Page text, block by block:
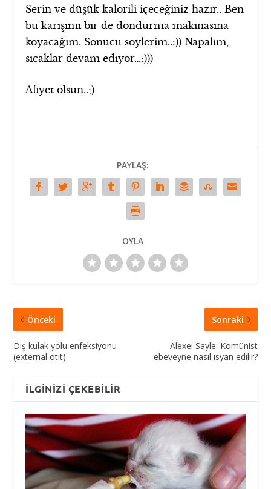
Serin ve düşük kalorili içeceğiniz hazır.. Ben
bu karışımı bir de dondurma makinasına
koyacağım. Sonucu söylerim..:)) Napalım,
sıcaklar devam ediyor…:)))
Afiyet olsun..;)
PAYLAŞ:
OYLA
Önceki
Dış kulak yolu enfeksiyonu
(external otit)
Sonraki
Alexei Sayle: Komünist
ebeveyne nasıl isyan edilir?
İLGINIZI ÇEKEBILIR